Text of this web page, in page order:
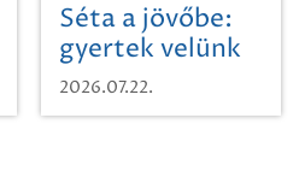
Séta a jövőbe:
gyertek velünk
egy városi
időutazásra!
2026.07.22.